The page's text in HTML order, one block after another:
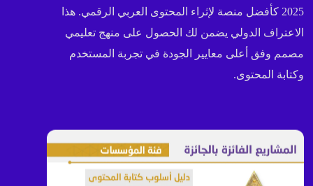
2025 كأفضل منصة لإثراء المحتوى العربي الرقمي. هذا
الاعتراف الدولي يضمن لك الحصول على منهج تعليمي
مصمم وفق أعلى معايير الجودة في تجربة المستخدم
وكتابة المحتوى.